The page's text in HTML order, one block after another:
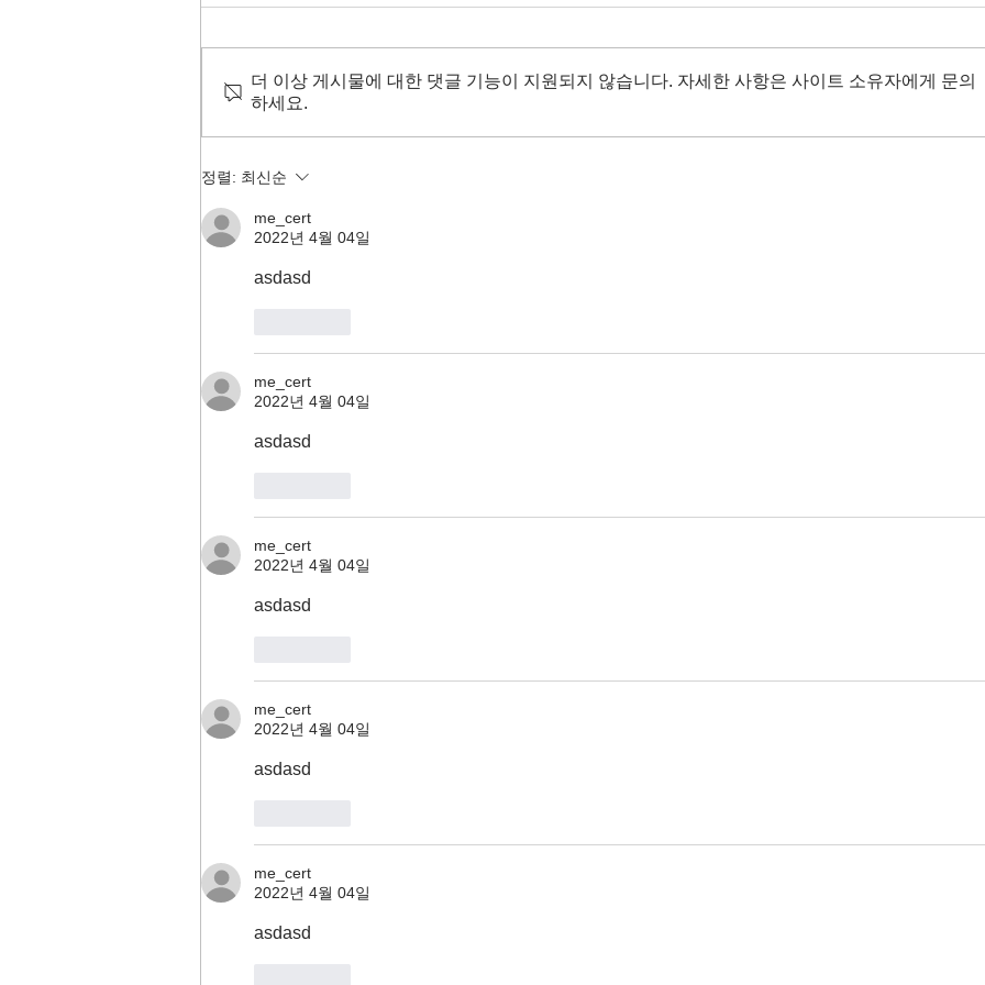
[공유] [체험] 덴마크 실케보그
호이스콜레/ 시민학교
2024년 12월 4주차 생태관광
더 이상 게시물에 대한 댓글 기능이 지원되지 않습니다. 자세한 사항은 사이트 소유자에게 문의
하세요.
정렬: 최신순
me_cert
2022년 4월 04일
asdasd
me_cert
2022년 4월 04일
asdasd
me_cert
2022년 4월 04일
asdasd
me_cert
2022년 4월 04일
asdasd
me_cert
2022년 4월 04일
asdasd